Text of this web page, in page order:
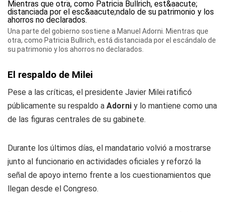
Una parte del gobierno sostiene a Manuel Adorni. Mientras que
otra, como Patricia Bullrich, está distanciada por el escándalo de
su patrimonio y los ahorros no declarados.
El respaldo de Milei
Pese a las críticas, el presidente Javier Milei ratificó
públicamente su respaldo a Adorni y lo mantiene como una
de las figuras centrales de su gabinete.
Durante los últimos días, el mandatario volvió a mostrarse
junto al funcionario en actividades oficiales y reforzó la
señal de apoyo interno frente a los cuestionamientos que
llegan desde el Congreso.